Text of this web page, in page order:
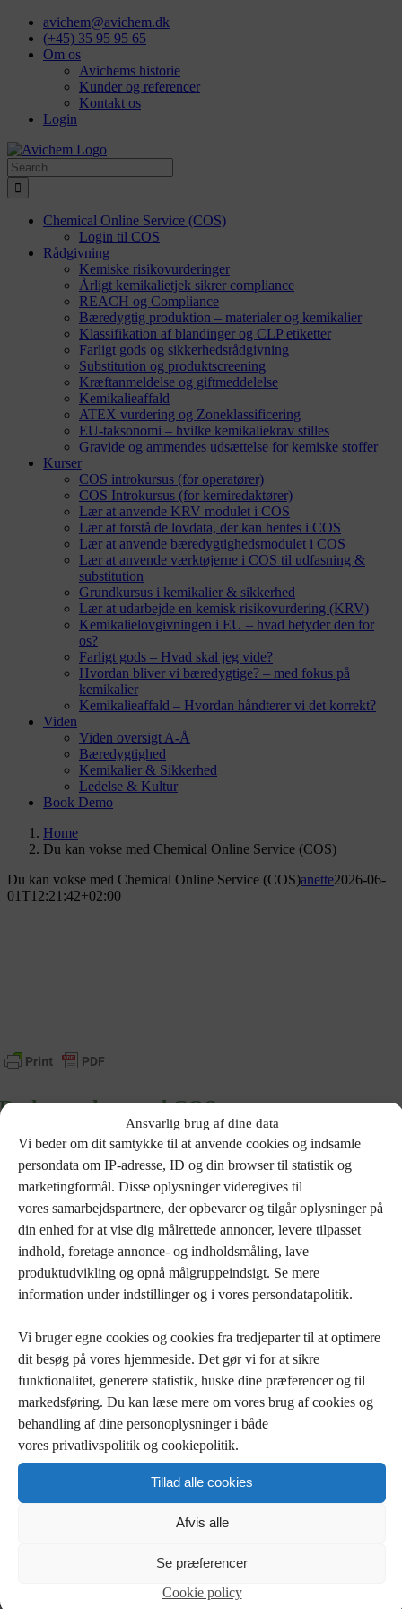
Ansvarlig brug af dine data
Vi beder om dit samtykke til at anvende cookies og indsamle
persondata om IP-adresse, ID og din browser til statistik og
marketingformål. Disse oplysninger videregives til
vores samarbejdspartnere, der opbevarer og tilgår oplysninger på
din enhed for at vise dig målrettede annoncer, levere tilpasset
indhold, foretage annonce- og indholdsmåling, lave
produktudvikling og opnå målgruppeindsigt. Se mere
information under indstillinger og i vores persondatapolitik.
Vi bruger egne cookies og cookies fra tredjeparter til at optimere
dit besøg på vores hjemmeside. Det gør vi for at sikre
funktionalitet, generere statistik, huske dine præferencer og til
markedsføring. Du kan læse mere om vores brug af cookies og
behandling af dine personoplysninger i både
vores privatlivspolitik og cookiepolitik.
Tillad alle cookies
Afvis alle
Se præferencer
Cookie policy
Skip
content
avichem@avichem.dk
(+45) 35 95 95 65
Om os
Avichems historie
Kunder og referencer
Kontakt os
Login
Search
for:
Chemical Online Service (COS)
Login til COS
Rådgivning
Kemiske risikovurderinger
Årligt kemikalietjek sikrer compliance
REACH og Compliance
Bæredygtig produktion – materialer og kemikalier
Klassifikation af blandinger og CLP etiketter
Farligt gods og sikkerhedsrådgivning
Substitution og produktscreening
Kræftanmeldelse og giftmeddelelse
Kemikalieaffald
ATEX vurdering og Zoneklassificering
EU-taksonomi – hvilke kemikaliekrav stilles
Gravide og ammendes udsættelse for kemiske stoffer
Kurser
COS introkursus (for operatører)
COS Introkursus (for kemiredaktører)
Lær at anvende KRV modulet i COS
Lær at forstå de lovdata, der kan hentes i COS
Lær at anvende bæredygtighedsmodulet i COS
Lær at anvende værktøjerne i COS til udfasning &
substitution
Grundkursus i kemikalier & sikkerhed
Lær at udarbejde en kemisk risikovurdering (KRV)
Kemikalielovgivningen i EU – hvad betyder den for
os?
Farligt gods – Hvad skal jeg vide?
Hvordan bliver vi bæredygtige? – med fokus på
kemikalier
Kemikalieaffald – Hvordan håndterer vi det korrekt?
Viden
Viden oversigt A-Å
Bæredygtighed
Kemikalier & Sikkerhed
Ledelse & Kultur
Book Demo
Home
Du kan vokse med Chemical Online Service (COS)
Du kan vokse med Chemical Online Service (COS)anette2026-06-
01T12:21:42+02:00
Du kan vokse med COS
Det er vigtigt for os, at vi kan skabe værdi hos vores kunder. Det gør vi
bl.a. ved at tilføre værktøjer, viden og services via vores COS
abonnementer. Se vores
mission
her.
I kan ”vokse med COS” på flere måder:
I kan udvide jeres COS abonnement i takt
med at Jeres behov vokser
I investerer kun i det, I har brug for og samtidig har I sikkerhed for, at
skulle I få brug for flere værktøjer, viden og data, så er hjælpen lige om
hjørnet, uden at I skal i gang med at rulle en helt ny løsning ud i
organisationen.
Du kan få mere viden om vores COS abonnementer her:
abonnementer”
COS udvikler kompetencer, til at løse
opgaver hurtigere og bedre
indsigt i Jeres kemikalier. Denne indsigt gør Jeres medarbejdere
kompetente til at udfører de kemikalie opgaver, der er en del af deres
arbejde, uanset hvor i organisationen de sidder. På den måde bliver